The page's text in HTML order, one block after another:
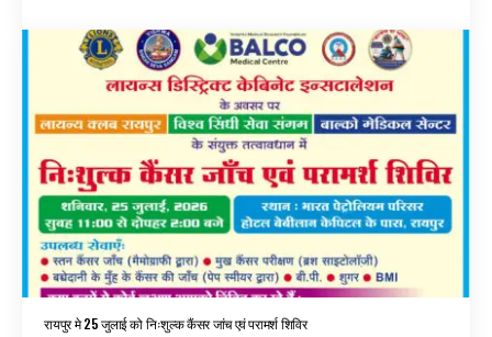
रायपुर मे 25 जुलाई को निःशुल्क कैंसर जांच एवं परामर्श शिविर